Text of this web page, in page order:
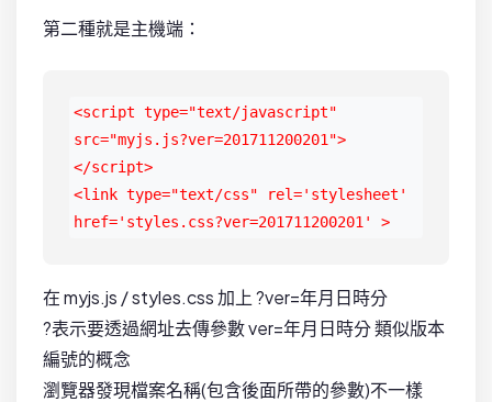
第二種就是主機端：
<script type="text/javascript"
src="myjs.js?ver=201711200201">
</script>
<link type="text/css" rel='stylesheet'
href='styles.css?ver=201711200201' >
在 myjs.js / styles.css 加上 ?ver=年月日時分
?表示要透過網址去傳參數 ver=年月日時分 類似版本
編號的概念
瀏覽器發現檔案名稱(包含後面所帶的參數)不一樣